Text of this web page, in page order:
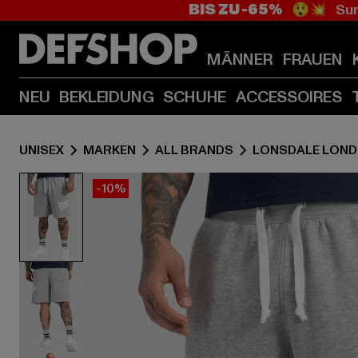
BIS ZU -65% 😲💥
MÄNNER FRAUEN
NEU BEKLEIDUNG SCHUHE ACCESSOIRES
UNISEX MARKEN ALL BRANDS LONSDALE
-10%